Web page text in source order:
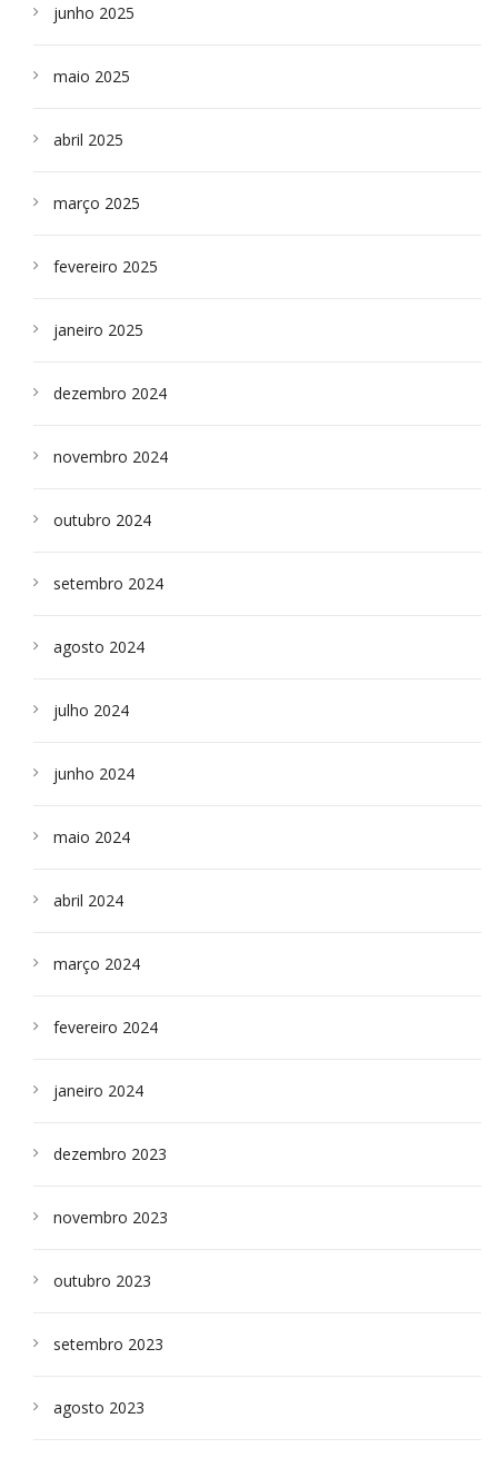
junho 2025
maio 2025
abril 2025
março 2025
fevereiro 2025
janeiro 2025
dezembro 2024
novembro 2024
outubro 2024
setembro 2024
agosto 2024
julho 2024
junho 2024
maio 2024
abril 2024
março 2024
fevereiro 2024
janeiro 2024
dezembro 2023
novembro 2023
outubro 2023
setembro 2023
agosto 2023